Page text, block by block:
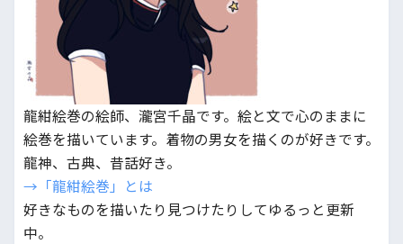
龍紺絵巻の絵師、瀧宮千晶です。絵と文で心のままに
絵巻を描いています。着物の男女を描くのが好きです。
龍神、古典、昔話好き。
→「龍紺絵巻」とは
好きなものを描いたり見つけたりしてゆるっと更新
中。